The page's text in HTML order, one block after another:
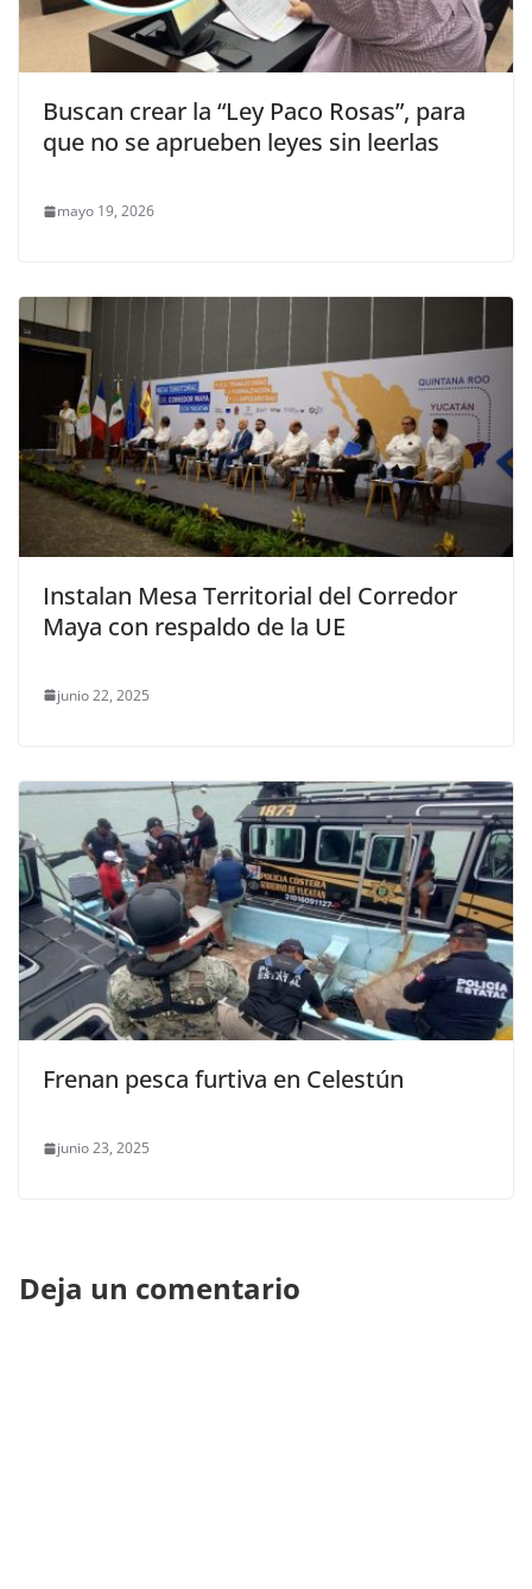
Buscan crear la “Ley Paco Rosas”, para
que no se aprueben leyes sin leerlas
mayo 19, 2026
Instalan Mesa Territorial del Corredor
Maya con respaldo de la UE
junio 22, 2025
Frenan pesca furtiva en Celestún
junio 23, 2025
Deja un comentario